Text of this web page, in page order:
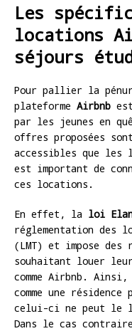
Les
locations
séjours
Pour pallier la
plateforme Airbnb
par les jeunes en
offres proposées
accessibles que les
est important de
ces locations.
En effet, la loi
réglementation des
(LMT) et impose
souhaitant louer
comme Airbnb.
comme une
celui-ci ne peut le
Dans le cas